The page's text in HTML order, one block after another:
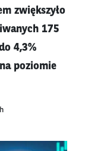
zwiększyło
175
4,3%
poziomie